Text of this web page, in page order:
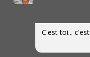
C'est toi...